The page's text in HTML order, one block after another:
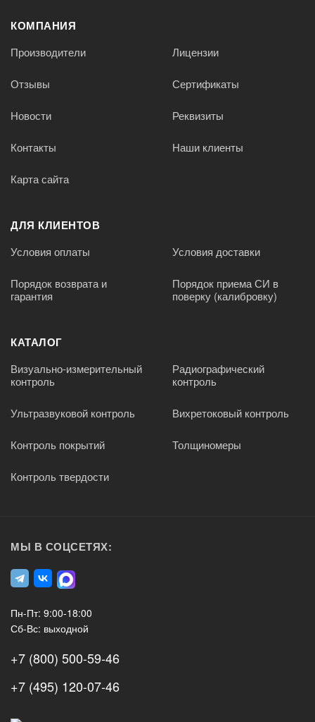
КОМПАНИЯ
Производители Лицензии
Отзывы Сертификаты
Новости Реквизиты
Контакты Наши клиенты
Карта сайта
ДЛЯ КЛИЕНТОВ
Условия оплаты Условия доставки
Порядок возврата и
гарантия
Порядок приема СИ в
поверку (калибровку)
КАТАЛОГ
Визуально-измерительный
контроль
Радиографический
контроль
Ультразвуковой контроль Вихретоковый контроль
Контроль покрытий Толщиномеры
Контроль твердости
МЫ В СОЦСЕТЯХ:
Пн-Пт: 9:00-18:00
Сб-Вс: выходной
+7 (800) 500-59-46
+7 (495) 120-07-46